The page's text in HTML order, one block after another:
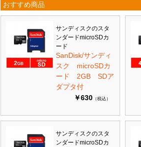
おすすめ商品
サンディスクのスタ
ンダードmicroSDカ
ード
SanDisk/サンディ
スク microSDカ
ード 2GB SDア
ダプタ付
￥630 （税込）
サンディスクのスタ
ンダードmicroSDカ